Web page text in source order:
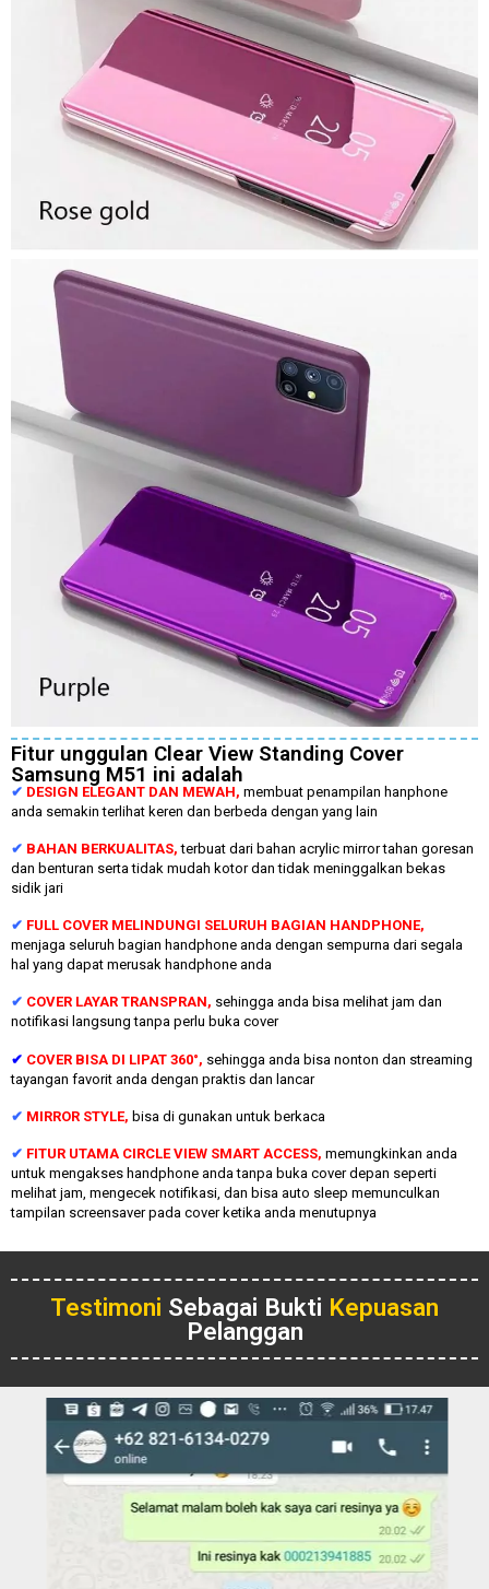
Fitur unggulan Clear View Standing Cover
Samsung M51 ini adalah
✔ DESIGN ELEGANT DAN MEWAH, membuat penampilan hanphone
anda semakin terlihat keren dan berbeda dengan yang lain
✔ BAHAN BERKUALITAS,terbuat dari bahan acrylic mirror tahan goresan
dan benturan serta tidak mudah kotor dan tidak meninggalkan bekas
sidik jari
✔ FULL COVER MELINDUNGI SELURUH BAGIAN HANDPHONE,
menjaga seluruh bagian handphone anda dengan sempurna dari segala
hal yang dapat merusak handphone anda
✔ COVER LAYAR TRANSPRAN, sehingga anda bisa melihat jam dan
notifikasi langsung tanpa perlu buka cover
✔ COVER BISA DI LIPAT 360°, sehingga anda bisa nonton dan streaming
tayangan favorit anda dengan praktis dan lancar
✔ MIRROR STYLE, bisa di gunakan untuk berkaca
✔ FITUR UTAMA CIRCLE VIEW SMART ACCESS, memungkinkan anda
untuk mengakses handphone anda tanpa buka cover depan seperti
melihat jam, mengecek notifikasi, dan bisa auto sleep memunculkan
tampilan screensaver pada cover ketika anda menutupnya
Testimoni Sebagai Bukti Kepuasan
Pelanggan